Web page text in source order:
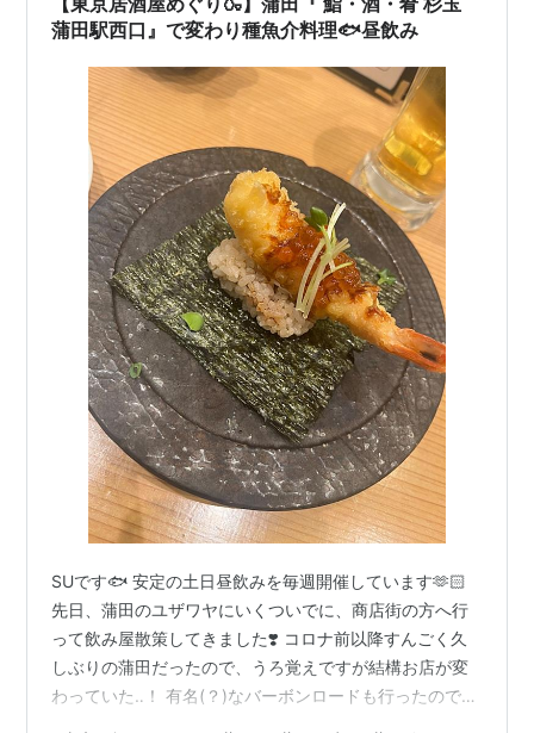
蒲田駅西口』で変わり種魚介料理🐟昼飲み
SUです🐟 安定の土日昼飲みを毎週開催しています🫶🏻
先日、蒲田のユザワヤにいくついでに、商店街の方へ行
って飲み屋散策してきました❣️ コロナ前以降すんごく久
しぶりの蒲田だったので、うろ覚えですが結構お店が変
わっていた‥！ 有名(？)なバーボンロードも行ったのです